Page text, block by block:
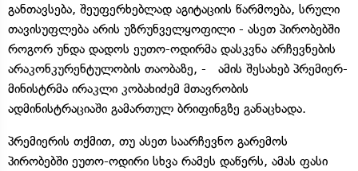
განთავსება, შეუფერხებლად აგიტაციის წარმოება, სრული
თავისუფლება არის უზრუნველყოფილი - ასეთ პირობებში
როგორ უნდა დადოს ეუთო-ოდირმა დასკვნა არჩევნების
არაკონკურენტულობის თაობაზე, - ამის შესახებ პრემიერ-
მინისტრმა ირაკლი კობახიძემ მთავრობის
ადმინისტრაციაში გამართულ ბრიფინგზე განაცხადა.
პრემიერის თქმით, თუ ასეთ საარჩევნო გარემოს
პირობებში ეუთო-ოდირი სხვა რამეს დაწერს, ამას ფასი